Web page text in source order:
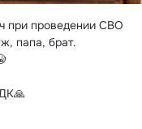
при проведении СВО
папа, брат.